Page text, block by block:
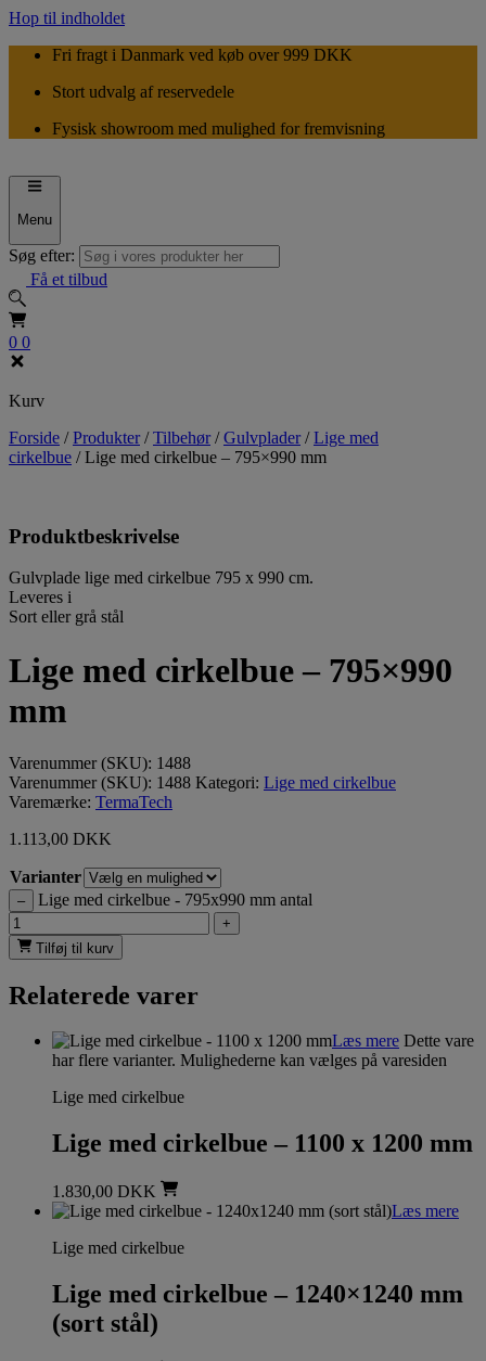
Hop til indholdet
Fri fragt i Danmark ved køb over 999 DKK
Stort udvalg af reservedele
Fysisk showroom med mulighed for fremvisning
Menu
Søg efter:
Få et tilbud
0 0
Kurv
Forside /Produkter /Tilbehør /Gulvplader /Lige med
cirkelbue /Lige med cirkelbue – 795×990 mm
Produktbeskrivelse
Gulvplade lige med cirkelbue 795 x 990 cm.
Leveres i
Sort eller grå stål
Lige med cirkelbue – 795×990
mm
Varenummer (SKU): 1488
Varenummer (SKU): 1488 Kategori: Lige med cirkelbue
Varemærke: TermaTech
1.113,00 DKK
Varianter
– Lige med cirkelbue - 795x990 mm antal
+
Tilføj til kurv
Relaterede varer
Læs mere Dette vare
har flere varianter. Mulighederne kan vælges på varesiden
Lige med cirkelbue
Lige med cirkelbue – 1100 x 1200 mm
1.830,00 DKK
Læs mere
Lige med cirkelbue
Lige med cirkelbue – 1240×1240 mm
(sort stål)